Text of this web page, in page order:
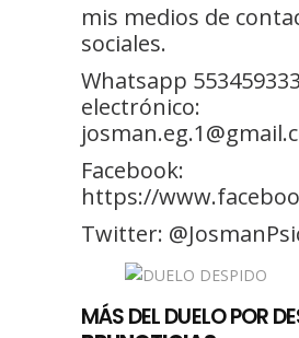
mis medios de
sociales.
Whatsapp
electrónico:
Facebook:
https://
Twitter:
MÁS DEL DUELO POR